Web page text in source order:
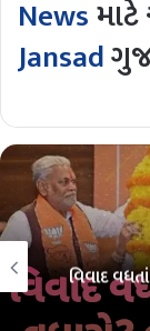
News
Jansad
લોકસભા